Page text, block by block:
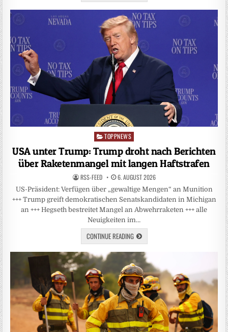
Posted
in
TOPPNEWS
USA unter Trump: Trump droht nach Berichten
über Raketenmangel mit langen Haftstrafen
RSS-FEED 6. AUGUST 2026
US-Präsident: Verfügen über „gewaltige Mengen“ an Munition
+++ Trump greift demokratischen Senatskandidaten in Michigan
an +++ Hegseth bestreitet Mangel an Abwehrraketen +++ alle
Neuigkeiten im…
CONTINUE READING